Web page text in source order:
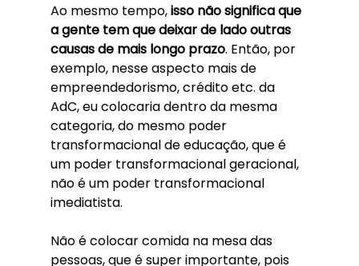
Ao mesmo tempo, isso não significa que
a gente tem que deixar de lado outras
causas de mais longo prazo. Então, por
exemplo, nesse aspecto mais de
empreendedorismo, crédito etc. da
AdC, eu colocaria dentro da mesma
categoria, do mesmo poder
transformacional de educação, que é
um poder transformacional geracional,
não é um poder transformacional
imediatista.
Não é colocar comida na mesa das
pessoas, que é super importante, pois